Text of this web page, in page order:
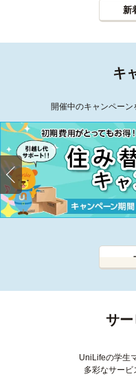
新
キ
開催中のキャンペー
サ
UniLifeの学生
多彩なサービ